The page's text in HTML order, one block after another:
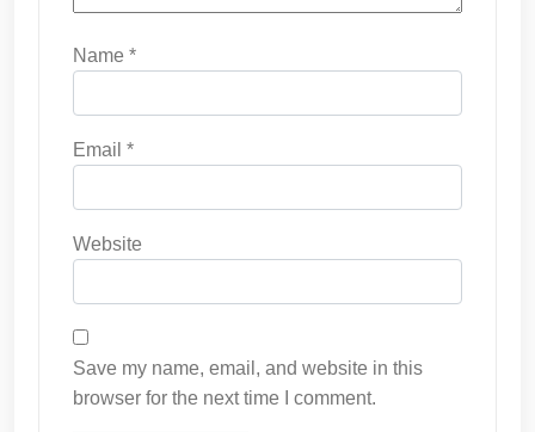
Name *
Email *
Website
Save my name, email, and website in this
browser for the next time I comment.